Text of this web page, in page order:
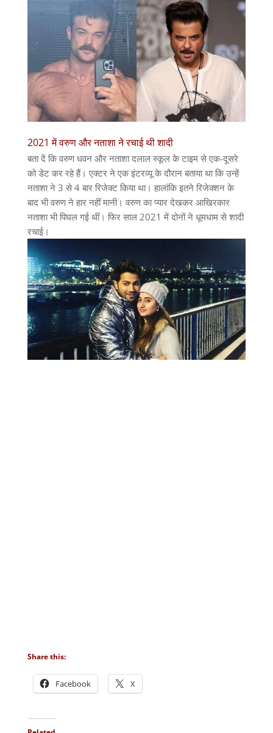
2021 में वरुण और नताशा ने रचाई थी शादी
बता दें कि वरुण धवन और नताशा दलाल स्कूल के टाइम से एक-दूसरे
को डेट कर रहे हैं। एक्टर ने एक इंटरव्यू के दौरान बताया था कि उन्हें
नताशा ने 3 से 4 बार रिजेक्ट किया था। हालांकि इतने रिजेक्शन के
बाद भी वरुण ने हार नहीं मानी। वरुण का प्यार देखकर आखिरकार
नताशा भी पिघल गई थीं। फिर साल 2021 में दोनों ने धूमधाम से शादी
रचाई।
Share this:
Facebook X